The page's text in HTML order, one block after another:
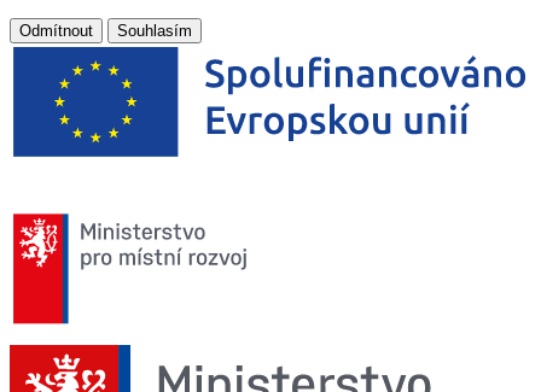
Odmítnout Souhlasím